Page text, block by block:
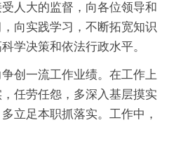
人大的监督，向各位领导和
向实践学习，不断拓宽知识
学决策和依法行政水平。
创一流工作业绩。在工作上
任劳任怨，多深入基层摸实
立足本职抓落实。工作中，